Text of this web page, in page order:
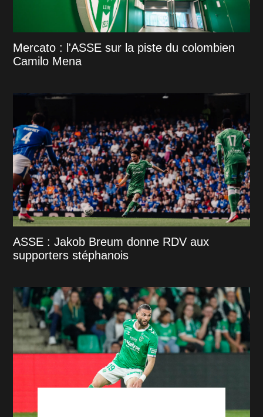
Mercato : l'ASSE sur la piste du colombien
Camilo Mena
ASSE : Jakob Breum donne RDV aux
supporters stéphanois